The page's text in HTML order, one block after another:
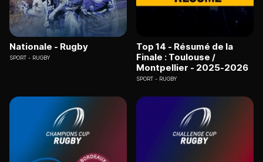
Nationale - Rugby
SPORT RUGBY
Top 14 - Résumé de la
Finale : Toulouse /
Montpellier - 2025-2026
SPORT RUGBY